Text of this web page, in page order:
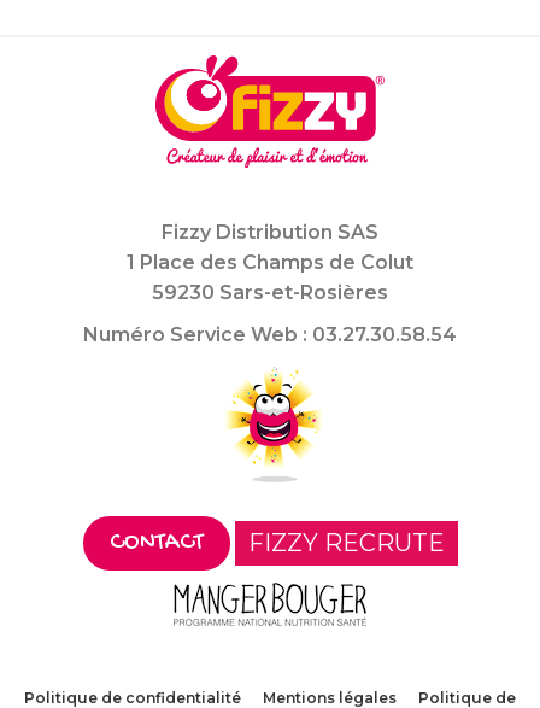
Fizzy Distribution SAS
1 Place des Champs de Colut
59230 Sars-et-Rosières
Numéro Service Web : 03.27.30.58.54
CONTACT FIZZY RECRUTE
Politique de confidentialité Mentions légales Politique de